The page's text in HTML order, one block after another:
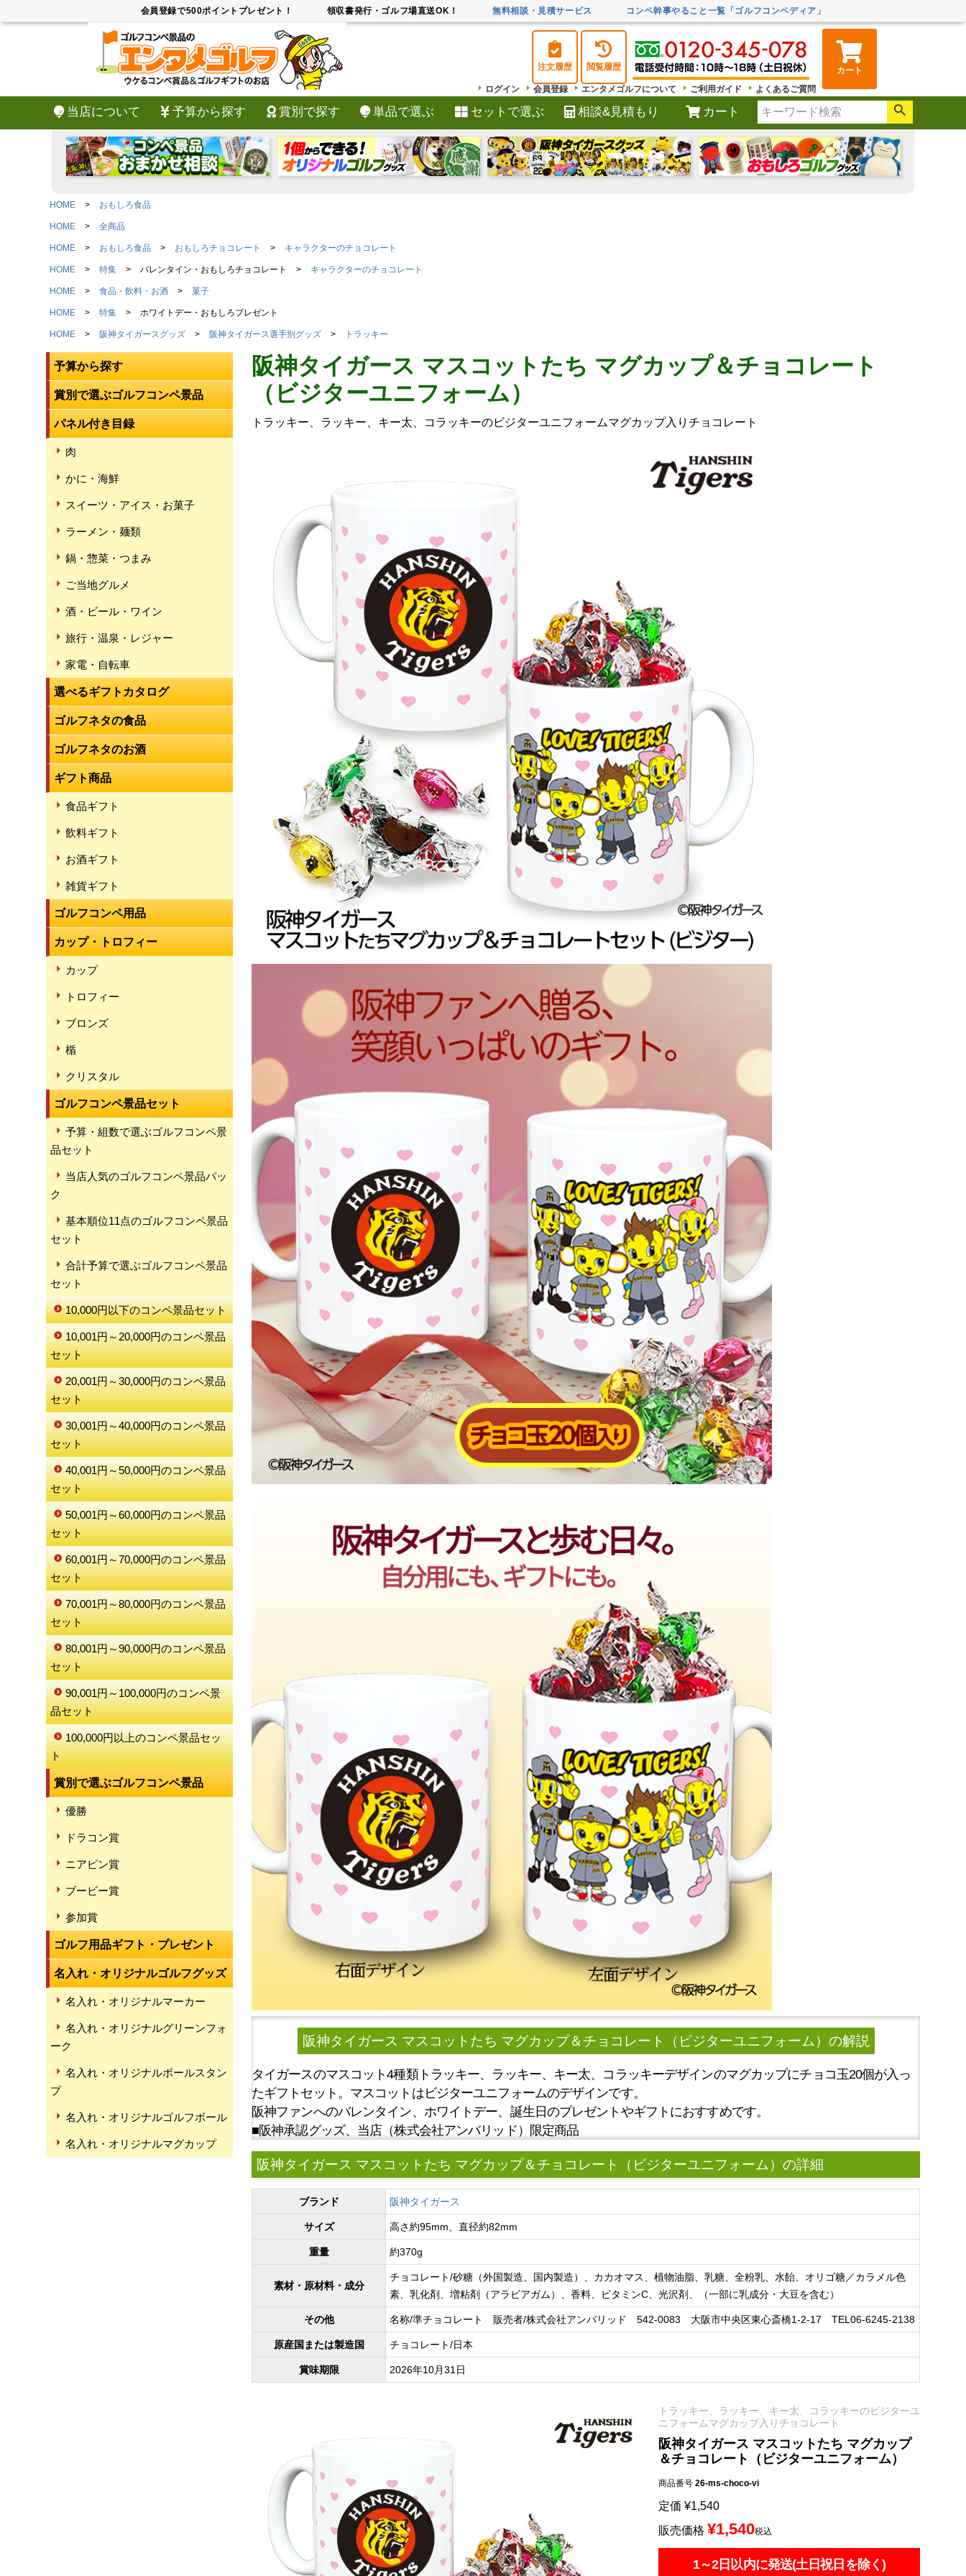
会員登録で500ポイントプレゼント！ 領収書発行・ゴルフ場直送OK！ 無料相談・見積サービス コンペ幹事やること一覧「ゴルフコンペディア」
注文履歴 閲覧履歴
カート
ログイン
会員登録 エンタメゴルフについて ご利用ガイド よくあるご質問
当店について 予算から探す 賞別で探す 単品で選ぶ セットで選ぶ 相談&見積もり カート
検索
HOME おもしろ食品
HOME 全商品
HOME おもしろ食品 おもしろチョコレート キャラクターのチョコレート
HOME 特集 バレンタイン・おもしろチョコレート キャラクターのチョコレート
HOME 食品・飲料・お酒 菓子
HOME 特集 ホワイトデー・おもしろプレゼント
HOME 阪神タイガースグッズ 阪神タイガース選手別グッズ トラッキー
予算から探す
賞別で選ぶゴルフコンペ景品
パネル付き目録
肉
かに・海鮮
スイーツ・アイス・お菓子
ラーメン・麺類
鍋・惣菜・つまみ
ご当地グルメ
酒・ビール・ワイン
旅行・温泉・レジャー
家電・自転車
選べるギフトカタログ
ゴルフネタの食品
ゴルフネタのお酒
ギフト商品
食品ギフト
飲料ギフト
お酒ギフト
雑貨ギフト
ゴルフコンペ用品
カップ・トロフィー
カップ
トロフィー
ブロンズ
楯
クリスタル
ゴルフコンペ景品セット
予算・組数で選ぶゴルフコンペ景
品セット
当店人気のゴルフコンペ景品パッ
ク
基本順位11点のゴルフコンペ景品
セット
合計予算で選ぶゴルフコンペ景品
セット
10,000円以下のコンペ景品セット
10,001円～20,000円のコンペ景品
セット
20,001円～30,000円のコンペ景品
セット
30,001円～40,000円のコンペ景品
セット
40,001円～50,000円のコンペ景品
セット
50,001円～60,000円のコンペ景品
セット
60,001円～70,000円のコンペ景品
セット
70,001円～80,000円のコンペ景品
セット
80,001円～90,000円のコンペ景品
セット
90,001円～100,000円のコンペ景
品セット
100,000円以上のコンペ景品セッ
ト
賞別で選ぶゴルフコンペ景品
優勝
ドラコン賞
ニアピン賞
ブービー賞
参加賞
ゴルフ用品ギフト・プレゼント
名入れ・オリジナルゴルフグッズ
名入れ・オリジナルマーカー
名入れ・オリジナルグリーンフォ
ーク
名入れ・オリジナルボールスタン
プ
名入れ・オリジナルゴルフボール
名入れ・オリジナルマグカップ
阪神タイガース マスコットたち マグカップ＆チョコレート
（ビジターユニフォーム）
トラッキー、ラッキー、キー太、コラッキーのビジターユニフォームマグカップ入りチョコレート
阪神タイガース マスコットたち マグカップ＆チョコレート（ビジターユニフォーム） の解説
タイガースのマスコット4種類トラッキー、ラッキー、キー太、コラッキーデザインのマグカップにチョコ玉20個が入っ
たギフトセット。マスコットはビジターユニフォームのデザインです。
阪神ファンへのバレンタイン、ホワイトデー、誕生日のプレゼントやギフトにおすすめです。
■阪神承認グッズ、当店（株式会社アンバリッド）限定商品
阪神タイガース マスコットたち マグカップ＆チョコレート（ビジターユニフォーム）の詳細
ブランド 阪神タイガース
サイズ 高さ約95mm、直径約82mm
重量 約370g
素材・原材料・成分
チョコレート/砂糖（外国製造、国内製造）、カカオマス、植物油脂、乳糖、全粉乳、水飴、オリゴ糖／カラメル色
素、乳化剤、増粘剤（アラビアガム）、香料、ビタミンC、光沢剤、（一部に乳成分・大豆を含む）
その他 名称/準チョコレート 販売者/株式会社アンバリッド 542-0083 大阪市中央区東心斎橋1-2-17 TEL06-6245-2138
原産国または製造国 チョコレート/日本
賞味期限 2026年10月31日
トラッキー、ラッキー、キー太、コラッキーのビジターユ
ニフォームマグカップ入りチョコレート
阪神タイガース マスコットたち マグカップ
＆チョコレート（ビジターユニフォーム）
商品番号 26-ms-choco-vi
定価 ¥1,540
販売価格 ¥1,540税込
1～2日以内に発送(土日祝日を除く)